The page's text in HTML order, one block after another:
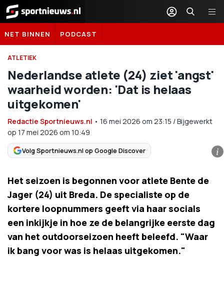
Sportnieuws.nl
NET BINNEN PODCAST
ATLETIEK
Nederlandse atlete (24) ziet 'angst'
waarheid worden: 'Dat is helaas
uitgekomen'
Redactie Sportnieuws.nl • 16 mei 2026 om 23:15 /Bijgewerkt
op 17 mei 2026 om 10:49
Volg Sportnieuws.nl op Google Discover i
Het seizoen is begonnen voor atlete Bente de
Jager (24) uit Breda. De specialiste op de
kortere loopnummers geeft via haar socials
een inkijkje in hoe ze de belangrijke eerste dag
van het outdoorseizoen heeft beleefd. "Waar
ik bang voor was is helaas uitgekomen."